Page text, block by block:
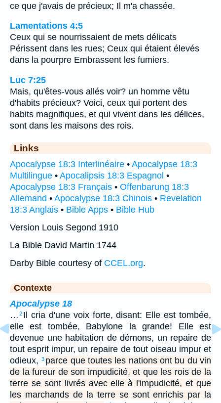
ce que j'avais de précieux; Il m'a chassée.
Lamentations 4:5
Ceux qui se nourrissaient de mets délicats
Périssent dans les rues; Ceux qui étaient élevés
dans la pourpre Embrassent les fumiers.
Luc 7:25
Mais, qu'êtes-vous allés voir? un homme vêtu
d'habits précieux? Voici, ceux qui portent des
habits magnifiques, et qui vivent dans les délices,
sont dans les maisons des rois.
Links
Apocalypse 18:3 Interlinéaire • Apocalypse 18:3
Multilingue • Apocalipsis 18:3 Espagnol •
Apocalypse 18:3 Français • Offenbarung 18:3
Allemand • Apocalypse 18:3 Chinois • Revelation
18:3 Anglais • Bible Apps • Bible Hub
Version Louis Segond 1910
La Bible David Martin 1744
Darby Bible courtesy of CCEL.org.
Contexte
Apocalypse 18
… 2 Il cria d'une voix forte, disant: Elle est tombée,
elle est tombée, Babylone la grande! Elle est
devenue une habitation de démons, un repaire de
tout esprit impur, un repaire de tout oiseau impur et
odieux,
3 parce que toutes les nations ont bu du vin
de la fureur de son impudicité, et que les rois de la
terre se sont livrés avec elle à l'impudicité, et que
les marchands de la terre se sont enrichis par la